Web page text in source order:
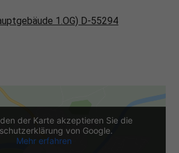
1.OG) D-55294
der Karte akzeptieren Sie die
von Google.
Mehr erfahren